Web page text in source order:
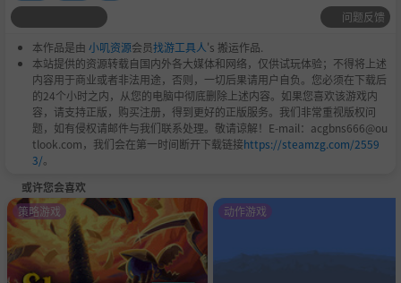
问题反馈
本作品是由 小叽资源会员找游工具人's 搬运作品.
本站提供的资源转载自国内外各大媒体和网络，仅供试玩体验；不得将上述
内容用于商业或者非法用途，否则，一切后果请用户自负。您必须在下载后
的24个小时之内，从您的电脑中彻底删除上述内容。如果您喜欢该游戏内
容，请支持正版，购买注册，得到更好的正版服务。我们非常重视版权问
题，如有侵权请邮件与我们联系处理。敬请谅解！E-mail：acgbns666@ou
tlook.com，我们会在第一时间断开下载链接https://steamzg.com/2559
3/。
或许您会喜欢
策略游戏 动作游戏